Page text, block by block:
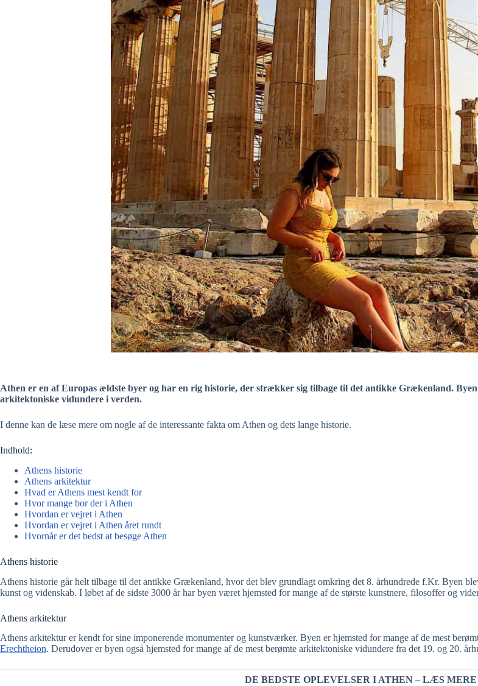
Athen er en af Europas ældste byer og har en rig historie, der strækker sig tilbage til det antikke Grækenland.
arkitektoniske vidundere i verden.
I denne kan de læse mere om nogle af de interessante fakta om Athen og dets lange historie.
Indhold:
Athens historie
Athens arkitektur
Hvad er Athens mest kendt for
Hvor mange bor der i Athen
Hvordan er vejret i Athen
Hvordan er vejret i Athen året rundt
Hvornår er det bedst at besøge Athen
Athens historie
Athens historie går helt tilbage til det antikke Grækenland, hvor det blev grundlagt omkring det 8. århundrede f.Kr. Byen
kunst og videnskab. I løbet af de sidste 3000 år har byen været hjemsted for mange af de største kunstnere, filosoffer og
Athens arkitektur
Athens arkitektur er kendt for sine imponerende monumenter og kunstværker. Byen er hjemsted for mange af de mest
Erechtheion. Derudover er byen også hjemsted for mange af de mest berømte arkitektoniske vidundere fra det 19. og 20.
DE BEDSTE OPLEVELSER I ATHEN – LÆS